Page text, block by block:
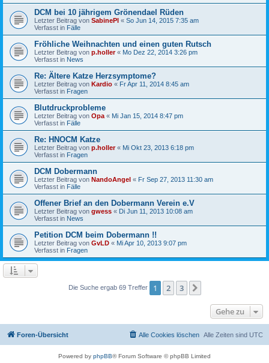
DCM bei 10 jährigem Grönendael Rüden
Letzter Beitrag von SabinePl « So Jun 14, 2015 7:35 am
Verfasst in Fälle
Fröhliche Weihnachten und einen guten Rutsch
Letzter Beitrag von p.holler« Mo Dez 22, 2014 3:26 pm
Verfasst in News
Re: Ältere Katze Herzsymptome?
Letzter Beitrag von Kardio « Fr Apr 11, 2014 8:45 am
Verfasst in Fragen
Blutdruckprobleme
Letzter Beitrag von Opa « Mi Jan 15, 2014 8:47 pm
Verfasst in Fälle
Re: HNOCM Katze
Letzter Beitrag von p.holler« Mi Okt 23, 2013 6:18 pm
Verfasst in Fragen
DCM Dobermann
Letzter Beitrag von NandoAngel « Fr Sep 27, 2013 11:30 am
Verfasst in Fälle
Offener Brief an den Dobermann Verein e.V
Letzter Beitrag von gwess « Di Jun 11, 2013 10:08 am
Verfasst in News
Petition DCM beim Dobermann !!
Letzter Beitrag von GvLD « Mi Apr 10, 2013 9:07 pm
Verfasst in Fragen
Die Suche ergab 69 Treffer 1 2 3
Gehe zu
Foren-Übersicht Alle Zeiten sind UTC
Alle Cookies löschen
Powered by phpBB® Forum Software © phpBB Limited